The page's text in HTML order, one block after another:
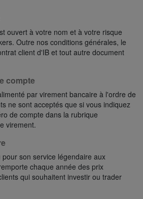
ouvert à votre nom et à votre risque
Outre nos conditions générales, le
client d'IB et tout autre document
compte
par virement bancaire à l'ordre de
ne sont acceptés que si vous indiquez
de compte dans la rubrique
virement.
son service légendaire aux
chaque année des prix
qui souhaitent investir ou trader